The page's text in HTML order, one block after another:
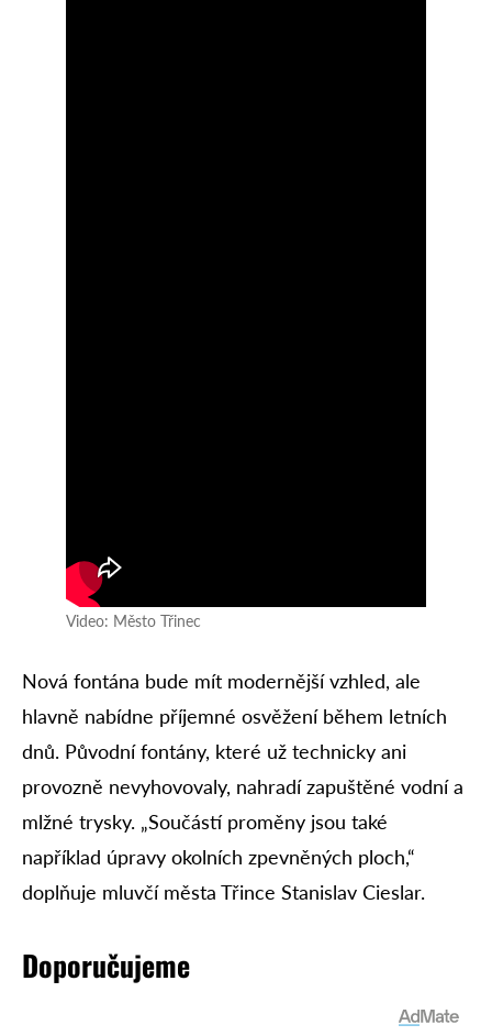
Video: Město Třinec
Nová fontána bude mít modernější vzhled, ale
hlavně nabídne příjemné osvěžení během letních
dnů. Původní fontány, které už technicky ani
provozně nevyhovovaly, nahradí zapuštěné vodní a
mlžné trysky. „Součástí proměny jsou také
například úpravy okolních zpevněných ploch,“
doplňuje mluvčí města Třince Stanislav Cieslar.
Doporučujeme